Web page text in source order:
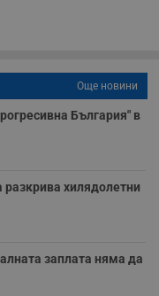
Още новини
България" в
хилядолетни
заплата няма да
основната
не може да
до